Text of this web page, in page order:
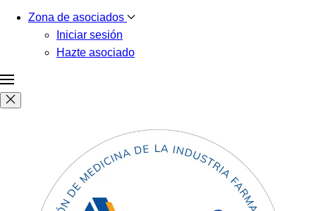
Zona de asociados
Iniciar sesión
Hazte asociado